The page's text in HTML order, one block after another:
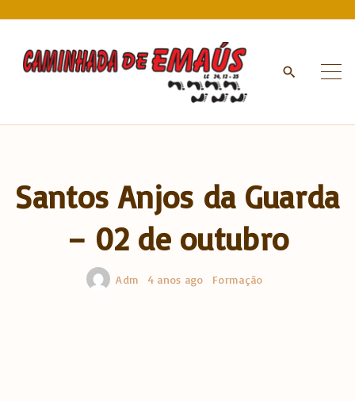
Santos Anjos da Guarda
– 02 de outubro
Adm 4 anos ago Formação